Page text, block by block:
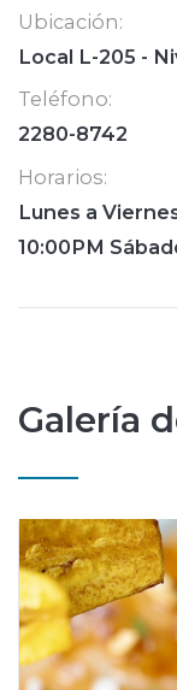
Ubicación:
Local L-205 -
Teléfono:
2280-8742
Horarios:
Lunes a
10:00PM
Galería